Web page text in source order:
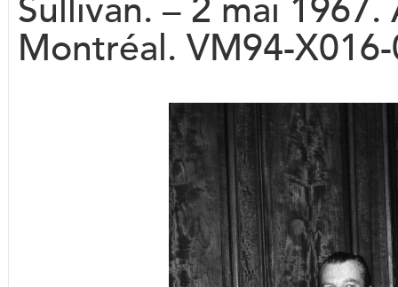
Sullivan. – 2 mai
Montréal. VM94-